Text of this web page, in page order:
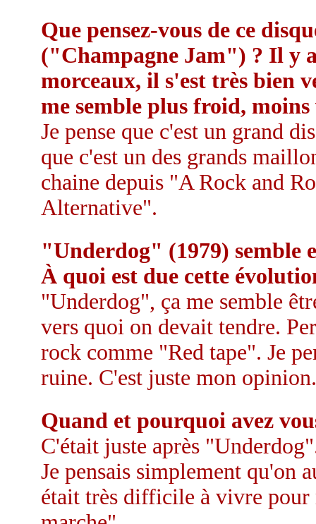
Que pensez-vous de ce
("Champagne Jam") ? Il y
morceaux, il s'est très bien
me semble plus froid,
Je pense que c'est un grand
que c'est un des grands
chaine depuis "A Rock and
Alternative".
"Underdog" (1979) semble
À quoi est due cette
"Underdog", ça me semble
vers quoi on devait tendre.
rock comme "Red tape". Je
ruine. C'est juste mon opinion.
Quand et pourquoi avez
C'était juste après
Je pensais simplement qu'on
était très difficile à vivre pour